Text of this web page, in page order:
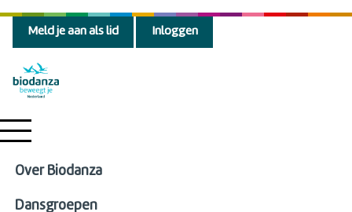
Meld je aan als lid Inloggen
Over Biodanza
Dansgroepen